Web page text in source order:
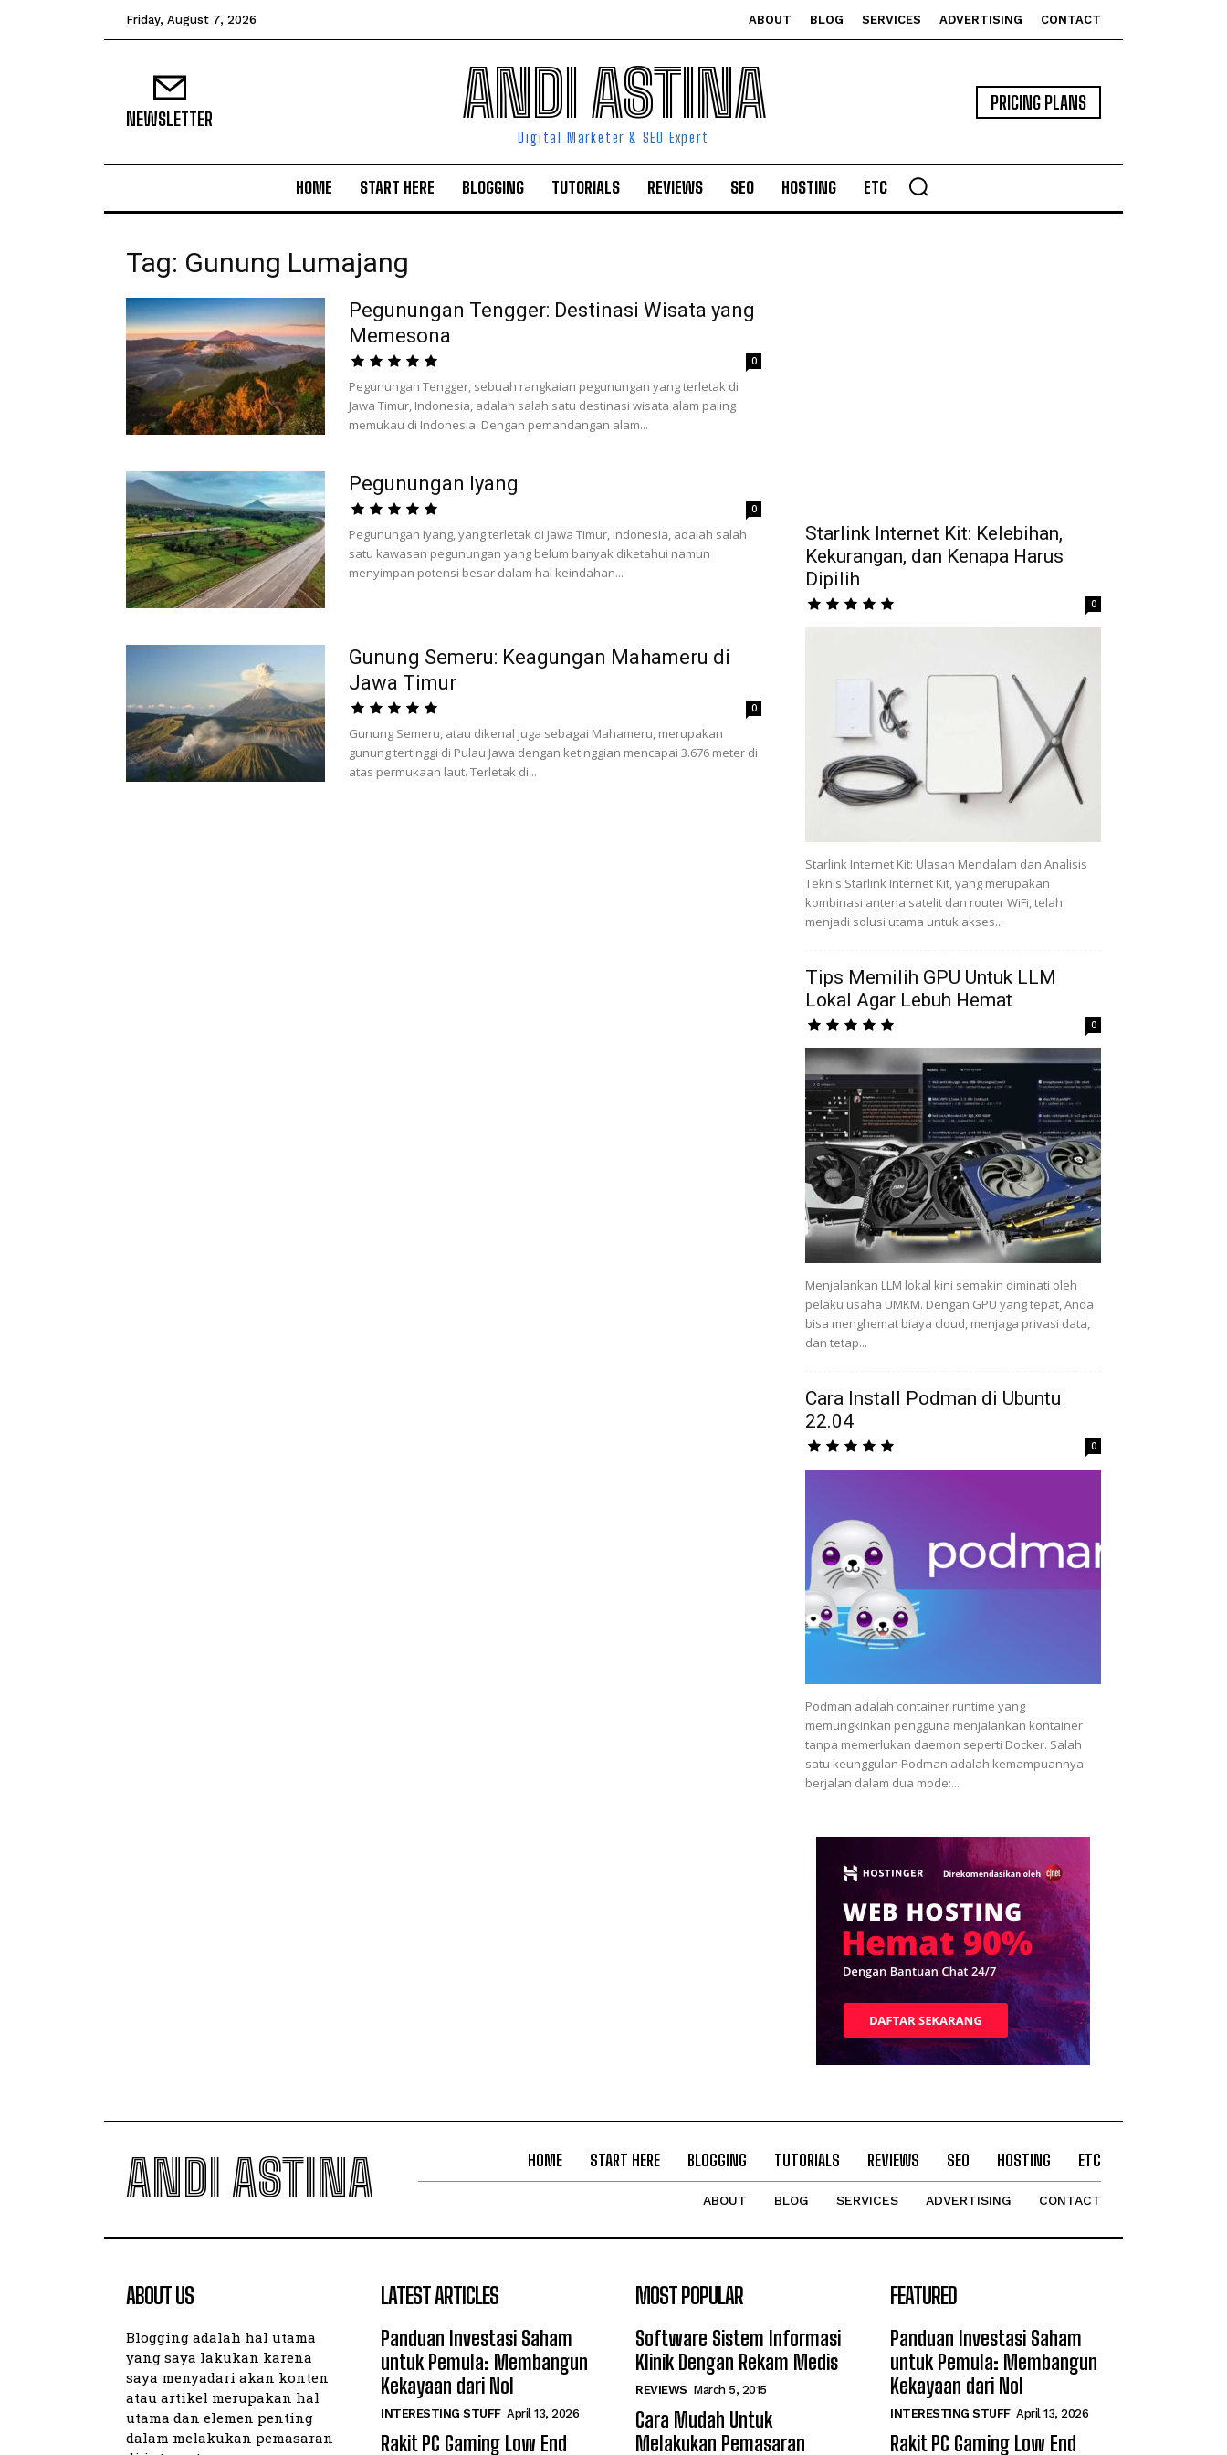
Friday, August 7, 2026 ABOUT BLOG SERVICES ADVERTISING CONTACT
NEWSLETTER ANDI ASTINA
Digital Marketer & SEO Expert
PRICING PLANS
HOME START HERE BLOGGING TUTORIALS REVIEWS SEO HOSTING ETC
Tag: Gunung Lumajang
Pegunungan Tengger: Destinasi Wisata yang
Memesona
0
Pegunungan Tengger, sebuah rangkaian pegunungan yang terletak di
Jawa Timur, Indonesia, adalah salah satu destinasi wisata alam paling
memukau di Indonesia. Dengan pemandangan alam...
Pegunungan Iyang
0
Pegunungan Iyang, yang terletak di Jawa Timur, Indonesia, adalah salah
satu kawasan pegunungan yang belum banyak diketahui namun
menyimpan potensi besar dalam hal keindahan...
Gunung Semeru: Keagungan Mahameru di
Jawa Timur
0
Gunung Semeru, atau dikenal juga sebagai Mahameru, merupakan
gunung tertinggi di Pulau Jawa dengan ketinggian mencapai 3.676 meter di
atas permukaan laut. Terletak di...
Starlink Internet Kit: Kelebihan,
Kekurangan, dan Kenapa Harus
Dipilih
0
Starlink Internet Kit: Ulasan Mendalam dan Analisis
Teknis Starlink Internet Kit, yang merupakan
kombinasi antena satelit dan router WiFi, telah
menjadi solusi utama untuk akses...
Tips Memilih GPU Untuk LLM
Lokal Agar Lebuh Hemat
0
Menjalankan LLM lokal kini semakin diminati oleh
pelaku usaha UMKM. Dengan GPU yang tepat, Anda
bisa menghemat biaya cloud, menjaga privasi data,
dan tetap...
Cara Install Podman di Ubuntu
22.04
0
Podman adalah container runtime yang
memungkinkan pengguna menjalankan kontainer
tanpa memerlukan daemon seperti Docker. Salah
satu keunggulan Podman adalah kemampuannya
berjalan dalam dua mode:...
ANDI ASTINA HOME START HERE BLOGGING TUTORIALS REVIEWS SEO HOSTING ETC
ABOUT BLOG SERVICES ADVERTISING CONTACT
ABOUT US
Blogging adalah hal utama
yang saya lakukan karena
saya menyadari akan konten
atau artikel merupakan hal
utama dan elemen penting
dalam melakukan pemasaran
LATEST ARTICLES
Panduan Investasi Saham
untuk Pemula: Membangun
Kekayaan dari Nol
INTERESTING STUFF April 13, 2026
Rakit PC Gaming Low End
MOST POPULAR
Software Sistem Informasi
Klinik Dengan Rekam Medis
REVIEWS March 5, 2015
Cara Mudah Untuk
Melakukan Pemasaran
FEATURED
Panduan Investasi Saham
untuk Pemula: Membangun
Kekayaan dari Nol
INTERESTING STUFF April 13, 2026
Rakit PC Gaming Low End